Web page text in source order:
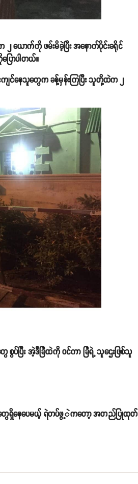
ောက်ကို ဖမ်းမိခဲ့ပြီး အနောက်ပိုင်းခရိုင်
ောပါတယ်။
ကျင်နေသူတွေက ခန့်မှန်းကြပြီး သူတို့ထဲက ၂
စွပ်ပြီး အဲ့ဒီခြံထဲကို ဝင်ကာ ခြံရဲ့ သူဌေးဖြစ်သူ
မှုတွေရှိနေပေမယ့် ရဲတပ်ဖွ့ဲကတော့ အတည်ပြုထုတ်